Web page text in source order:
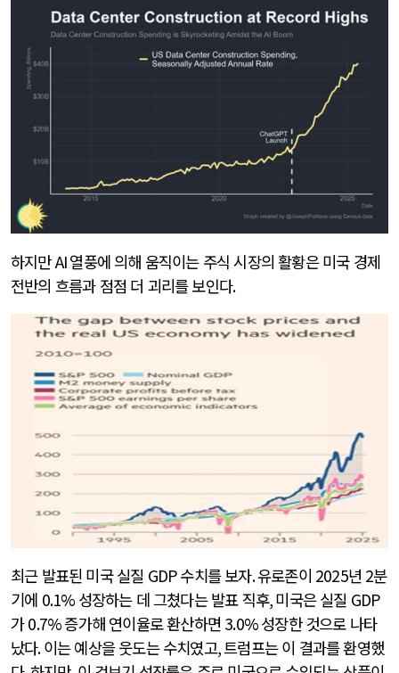
하지만AI열풍에 의해 움직이는 주식 시장의 활황은 미국 경제
전반의 흐름과 점점 더 괴리를 보인다.
최근 발표된 미국 실질 GDP수치를 보자.유로존이 2025년 2분
기에 0.1% 성장하는 데 그쳤다는 발표 직후,미국은 실질 GDP
가0.7%증가해 연이율로 환산하면 3.0%성장한 것으로 나타
났다.이는 예상을 웃도는 수치였고,트럼프는 이 결과를 환영했